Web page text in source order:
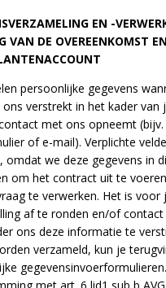
EN -
VAN DE OVEREENKOMST
persoonlijke gegevens
ons verstrekt in het kader van
met ons opneemt (bijv.
of e-mail). Verplichte
omdat we deze gegevens in
om het contract uit te
te verwerken. Het is
af te ronden en/of
ons deze informatie te
verzameld, kun je